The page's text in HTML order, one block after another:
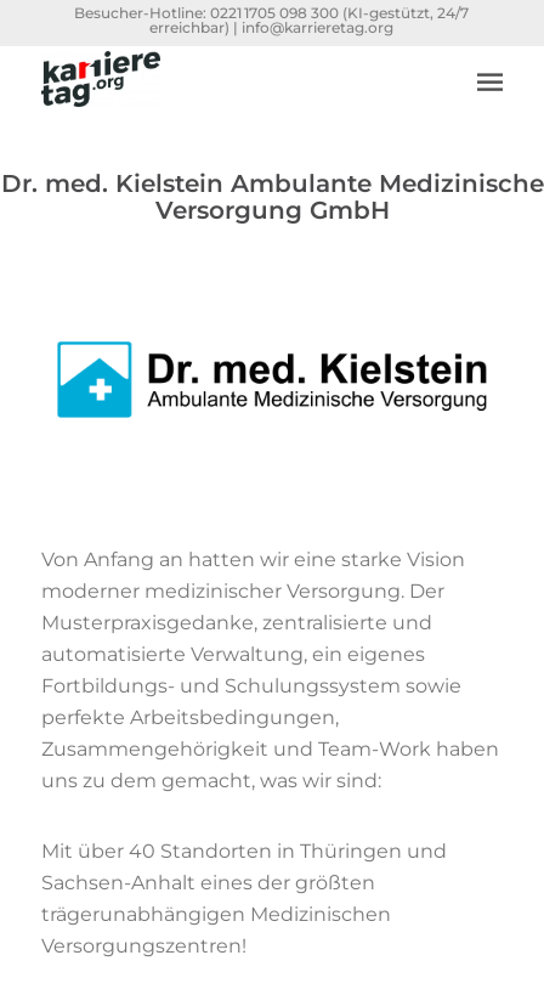
Besucher-Hotline:0221 1705 098 300 (KI-gestützt, 24/7
erreichbar) | info@karrieretag.org
Dr. med. Kielstein Ambulante Medizinische
Versorgung GmbH
Von Anfang an hatten wir eine starke Vision
moderner medizinischer Versorgung. Der
Musterpraxisgedanke, zentralisierte und
automatisierte Verwaltung, ein eigenes
Fortbildungs- und Schulungssystem sowie
perfekte Arbeitsbedingungen,
Zusammengehörigkeit und Team-Work haben
uns zu dem gemacht, was wir sind:
Mit über 40 Standorten in Thüringen und
Sachsen-Anhalt eines der größten
trägerunabhängigen Medizinischen
Versorgungszentren!